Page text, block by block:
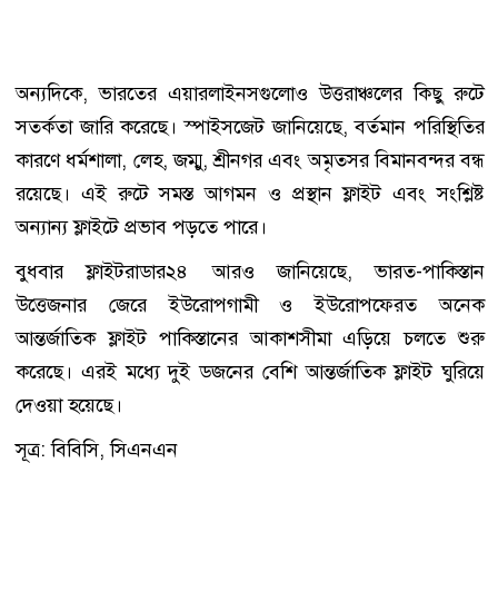
অন্যদিকে, ভারতের এয়ারলাইনসগুলোও উত্তরাঞ্চলের কিছু রুটে
সতর্কতা জারি করেছে। স্পাইসজেট জানিয়েছে, বর্তমান পরিস্থিতির
কারণে ধর্মশালা, লেহ, জম্মু, শ্রীনগর এবং অমৃতসর বিমানবন্দর বন্ধ
রয়েছে। এই রুটে সমস্ত আগমন ও প্রস্থান ফ্লাইট এবং সংশ্লিষ্ট
অন্যান্য ফ্লাইটে প্রভাব পড়তে পারে।
বুধবার ফ্লাইটরাডার২৪ আরও জানিয়েছে, ভারত-পাকিস্তান
উত্তেজনার জেরে ইউরোপগামী ও ইউরোপফেরত অনেক
আন্তর্জাতিক ফ্লাইট পাকিস্তানের আকাশসীমা এড়িয়ে চলতে শুরু
করেছে। এরই মধ্যে দুই ডজনের বেশি আন্তর্জাতিক ফ্লাইট ঘুরিয়ে
দেওয়া হয়েছে।
সূত্র: বিবিসি, সিএনএন